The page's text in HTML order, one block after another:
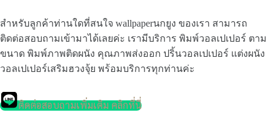
สำหรับลูกค้าท่านใดที่สนใจ wallpaperนกยูง ของเรา สามารถ
ติดต่อสอบถามเข้ามาได้เลยค่ะ เรามีบริการ พิมพ์วอลเปเปอร์ ตาม
ขนาด พิมพ์ภาพติดผนัง คุณภาพส่งออก ปริ้นวอลเปเปอร์ แต่งผนัง
วอลเปเปอร์เสริมฮวงจุ้ย พร้อมบริการทุกท่านค่ะ
ติดต่อสอบถามเพิ่มเติม คลิกที่นี่